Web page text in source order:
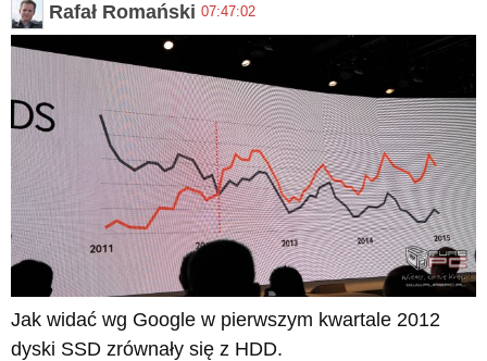
Rafał Romański 07:47:02
Jak widać wg Google w pierwszym kwartale 2012
dyski SSD zrównały się z HDD.